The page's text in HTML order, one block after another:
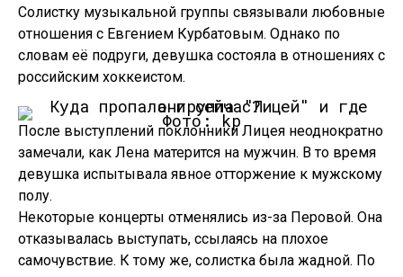
Солистку музыкальной группы связывали любовные
отношения с Евгением Курбатовым. Однако по
словам её подруги, девушка состояла в отношениях с
российским хоккеистом.
Фото: kp
После выступлений поклонники Лицея неоднократно
замечали, как Лена матерится на мужчин. В то время
девушка испытывала явное отторжение к мужскому
полу.
Некоторые концерты отменялись из-за Перовой. Она
отказывалась выступать, ссылаясь на плохое
самочувствие. К тому же, солистка была жадной. По